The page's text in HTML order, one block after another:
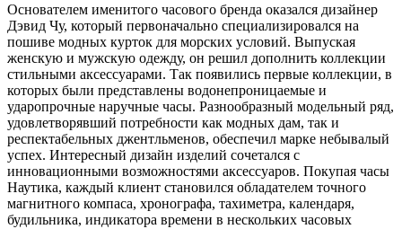
Основателем именитого часового бренда оказался дизайнер
Дэвид Чу, который первоначально специализировался на
пошиве модных курток для морских условий. Выпуская
женскую и мужскую одежду, он решил дополнить коллекции
стильными аксессуарами. Так появились первые коллекции, в
которых были представлены водонепроницаемые и
ударопрочные наручные часы. Разнообразный модельный ряд,
удовлетворявший потребности как модных дам, так и
респектабельных джентльменов, обеспечил марке небывалый
успех. Интересный дизайн изделий сочетался с
инновационными возможностями аксессуаров. Покупая часы
Наутика, каждый клиент становился обладателем точного
магнитного компаса, хронографа, тахиметра, календаря,
будильника, индикатора времени в нескольких часовых